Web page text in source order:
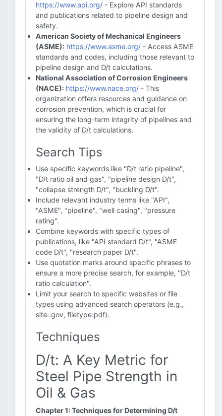
https://www.api.org/ - Explore API standards
and publications related to pipeline design and
safety.
American Society of Mechanical Engineers
(ASME): https://www.asme.org/ - Access ASME
standards and codes, including those relevant to
pipeline design and D/t calculations.
National Association of Corrosion Engineers
(NACE): https://www.nace.org/ - This
organization offers resources and guidance on
corrosion prevention, which is crucial for
ensuring the long-term integrity of pipelines and
the validity of D/t calculations.
Search Tips
Use specific keywords like "D/t ratio pipeline",
"D/t ratio oil and gas", "pipeline design D/t",
"collapse strength D/t", "buckling D/t".
Include relevant industry terms like "API",
"ASME", "pipeline", "well casing", "pressure
rating".
Combine keywords with specific types of
publications, like "API standard D/t", "ASME
code D/t", "research paper D/t".
Use quotation marks around specific phrases to
ensure a more precise search, for example, "D/t
ratio calculation".
Limit your search to specific websites or file
types using advanced search operators (e.g.,
site:.gov, filetype:pdf).
Techniques
D/t: A Key Metric for
Steel Pipe Strength in
Oil & Gas
Chapter 1: Techniques for Determining D/t